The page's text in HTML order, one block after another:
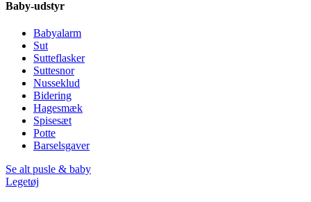
Baby-udstyr
Babyalarm
Sut
Sutteflasker
Suttesnor
Nusseklud
Bidering
Hagesmæk
Spisesæt
Potte
Barselsgaver
Se alt pusle & baby
Legetøj